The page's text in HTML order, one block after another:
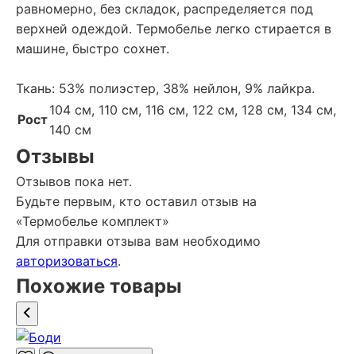
равномерно, без складок, распределяется под
верхней одеждой. Термобелье легко стирается в
машине, быстро сохнет.
Ткань: 53% полиэстер, 38% нейлон, 9% лайкра.
Рост
104 см, 110 см, 116 см, 122 см, 128 см, 134 см,
140 см
Отзывы
Отзывов пока нет.
Будьте первым, кто оставил отзыв на
«Термобелье комплект»
Для отправки отзыва вам необходимо
авторизоваться.
Похожие товары